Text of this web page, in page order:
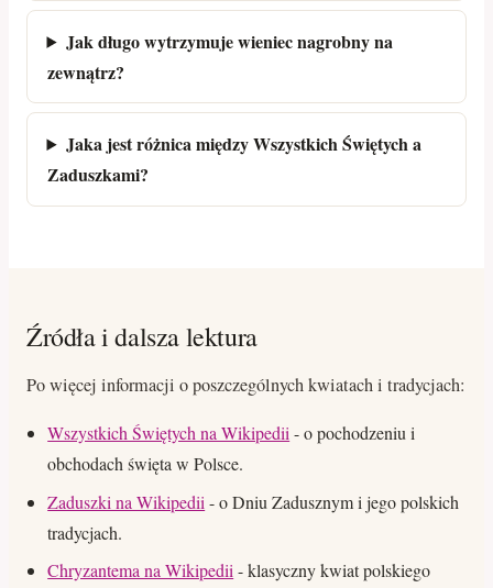
Jak długo wytrzymuje wieniec nagrobny na
zewnątrz?
Jaka jest różnica między Wszystkich Świętych a
Zaduszkami?
Źródła i dalsza lektura
Po więcej informacji o poszczególnych kwiatach i tradycjach:
Wszystkich Świętych na Wikipedii- o pochodzeniu i
obchodach święta w Polsce.
Zaduszki na Wikipedii - o Dniu Zadusznym i jego polskich
tradycjach.
Chryzantema na Wikipedii - klasyczny kwiat polskiego